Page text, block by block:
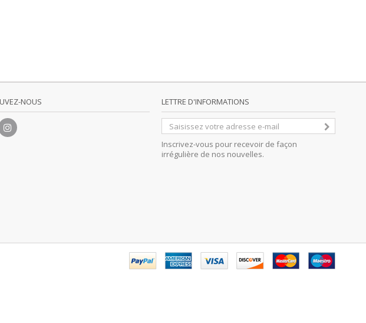
NOUS LETTRE D'INFORMATIONS
Inscrivez-vous pour recevoir de façon
irrégulière de nos nouvelles.